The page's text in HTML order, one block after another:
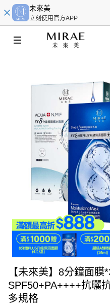
未來美
立刻使用官方APP
【未來美】8分鐘面
SPF50+PA++++抗曬
多規格